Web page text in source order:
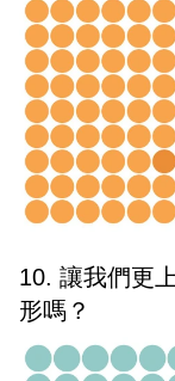
10. 讓我們更
形嗎？